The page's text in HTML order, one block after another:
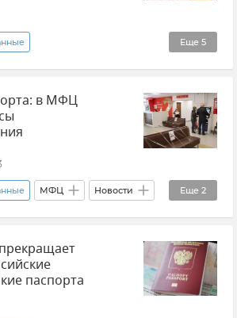
Еще 5
Граница
в МФЦ
Еще 2
МФЦ Новости
и услуги
паспорта